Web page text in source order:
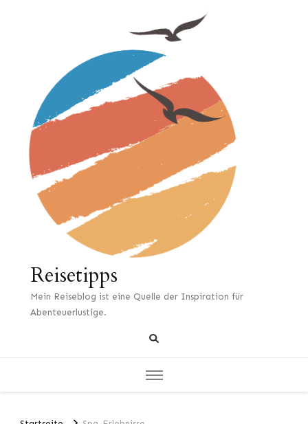
Reisetipps
Mein Reiseblog ist eine Quelle der Inspiration für
Abenteuerlustige.